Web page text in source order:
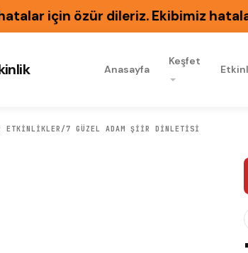
için özür dileriz. Ekibimiz
Anasayfa
Keşfet
ETKINLIKLER /7 GÜZEL ADAM ŞIIR DINLETISI